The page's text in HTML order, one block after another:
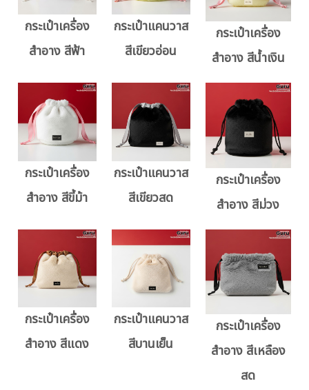
กระเป๋าเครื่อง
สำอาง สีฟ้า
กระเป๋าแคนวาส
สีเขียวอ่อน
กระเป๋าเครื่อง
สำอาง สีน้ำเงิน
กระเป๋าเครื่อง
สำอาง สีขี้ม้า
กระเป๋าแคนวาส
สีเขียวสด
กระเป๋าเครื่อง
สำอาง สีม่วง
กระเป๋าเครื่อง
สำอาง สีแดง
กระเป๋าแคนวาส
สีบานเย็น
กระเป๋าเครื่อง
สำอาง สีเหลือง
สด